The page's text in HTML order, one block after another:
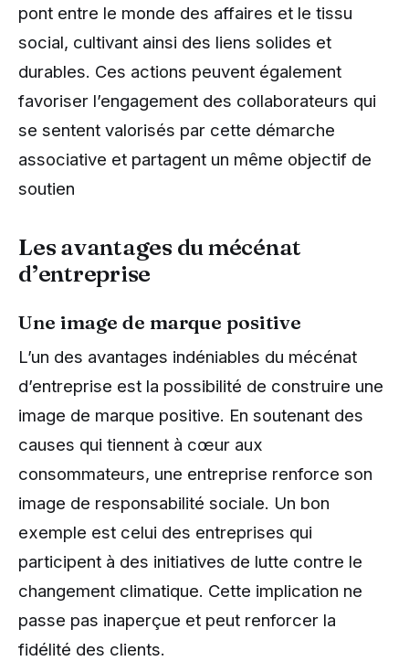
pont entre le monde des affaires et le tissu
social, cultivant ainsi des liens solides et
durables. Ces actions peuvent également
favoriser l’engagement des collaborateurs qui
se sentent valorisés par cette démarche
associative et partagent un même objectif de
soutien
Les avantages du mécénat
d’entreprise
Une image de marque positive
L’un des avantages indéniables du mécénat
d’entreprise est la possibilité de construire une
image de marque positive. En soutenant des
causes qui tiennent à cœur aux
consommateurs, une entreprise renforce son
image de responsabilité sociale. Un bon
exemple est celui des entreprises qui
participent à des initiatives de lutte contre le
changement climatique. Cette implication ne
passe pas inaperçue et peut renforcer la
fidélité des clients.